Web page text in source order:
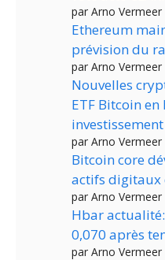
par Arno Vermeer
Ethereum
prévision du
par Arno Vermeer
Nouvelles
ETF Bitcoin
par Arno Vermeer
Bitcoin core
actifs digitaux
par Arno Vermeer
Hbar
0,070 après
par Arno Vermeer